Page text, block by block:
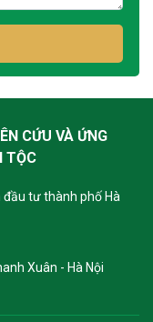
CỨU VÀ ỨNG
TỘC
đầu tư thành phố Hà
Xuân - Hà Nội